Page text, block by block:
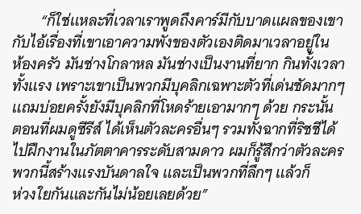
“ก็ใช่แหละที่เวลาเราพูดถึงคาร์มีกับบาดแผลของเขา
กับไอ้เรื่องที่เขาเอาความพังของตัวเองติดมาเวลาอยู่ใน
ห้องครัว มันช่างโกลาหล มันช่างเป็นงานที่ยาก กินทั้งเวลา
ทั้งแรง เพราะเขาเป็นพวกมีบุคลิกเฉพาะตัวที่เด่นชัดมากๆ
แถมบ่อยครั้งยังมีบุคลิกที่โหดร้ายเอามากๆ ด้วย กระนั้น
ตอนที่ผมดูซีรีส์ ได้เห็นตัวละครอื่นๆ รวมทั้งฉากที่ริชชีได้
ไปฝึกงานในภัตตาคารระดับสามดาว ผมก็รู้สึกว่าตัวละคร
พวกนี้สร้างแรงบันดาลใจ และเป็นพวกที่ลึกๆ แล้วก็
ห่วงใยกันและกันไม่น้อยเลยด้วย”